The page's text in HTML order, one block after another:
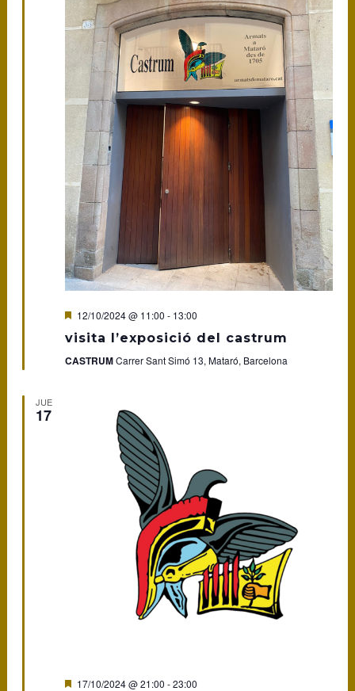
Featured
12/10/2024 @ 11:00 - 13:00
visita l’exposició del castrum
CASTRUMCarrer Sant Simó 13, Mataró, Barcelona
JUE
17
Featured
17/10/2024 @ 21:00 -23:00